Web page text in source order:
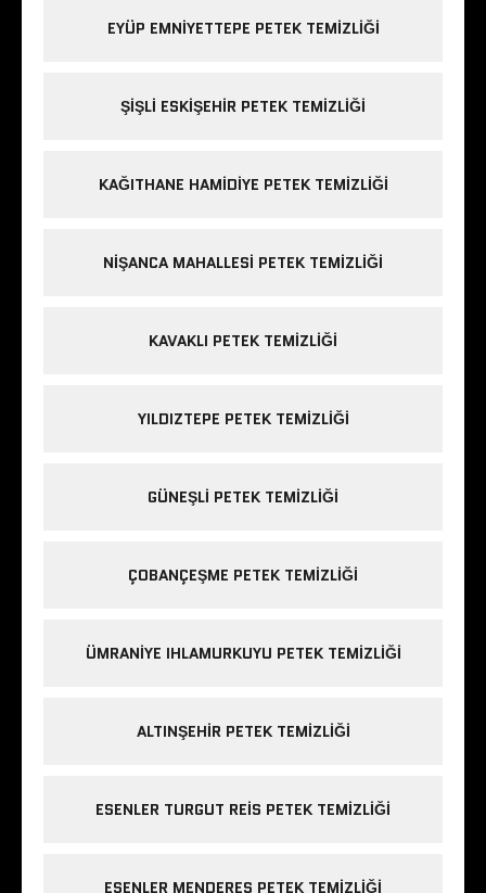
EYÜP EMNIYETTEPE PETEK TEMIZLIĞI
ŞIŞLI ESKIŞEHIR PETEK TEMIZLIĞI
KAĞITHANE HAMIDIYE PETEK TEMIZLIĞI
NIŞANCA MAHALLESI PETEK TEMIZLIĞI
KAVAKLI PETEK TEMIZLIĞI
YILDIZTEPE PETEK TEMIZLIĞI
GÜNEŞLI PETEK TEMIZLIĞI
ÇOBANÇEŞME PETEK TEMIZLIĞI
ÜMRANIYE IHLAMURKUYU PETEK TEMIZLIĞI
ALTINŞEHIR PETEK TEMIZLIĞI
ESENLER TURGUT REIS PETEK TEMIZLIĞI
ESENLER MENDERES PETEK TEMIZLIĞI